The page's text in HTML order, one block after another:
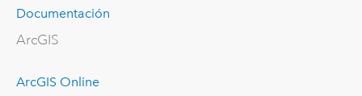
Documentación
ArcGIS
ArcGIS Online